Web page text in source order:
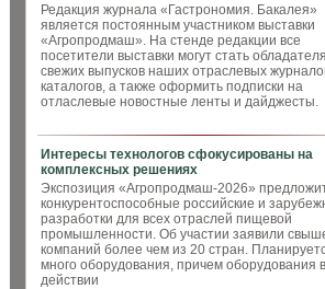
Редакция журнала «Гастрономия. Бакалея»
является постоянным участником выставки
«Агропродмаш». На стенде редакции все
посетители выставки могут стать
свежих выпусков наших отраслевых
каталогов, а также оформить подписки на
отласлевые новостные ленты и дайджесты.
Интересы технологов сфокусированы на
комплексных решениях
Экспозиция «Агропродмаш-2026»
конкурентоспособные российские и
разработки для всех отраслей пищевой
промышленности. Об участии заявили
компаний более чем из 20 стран.
много оборудования, причем оборудования в
действии